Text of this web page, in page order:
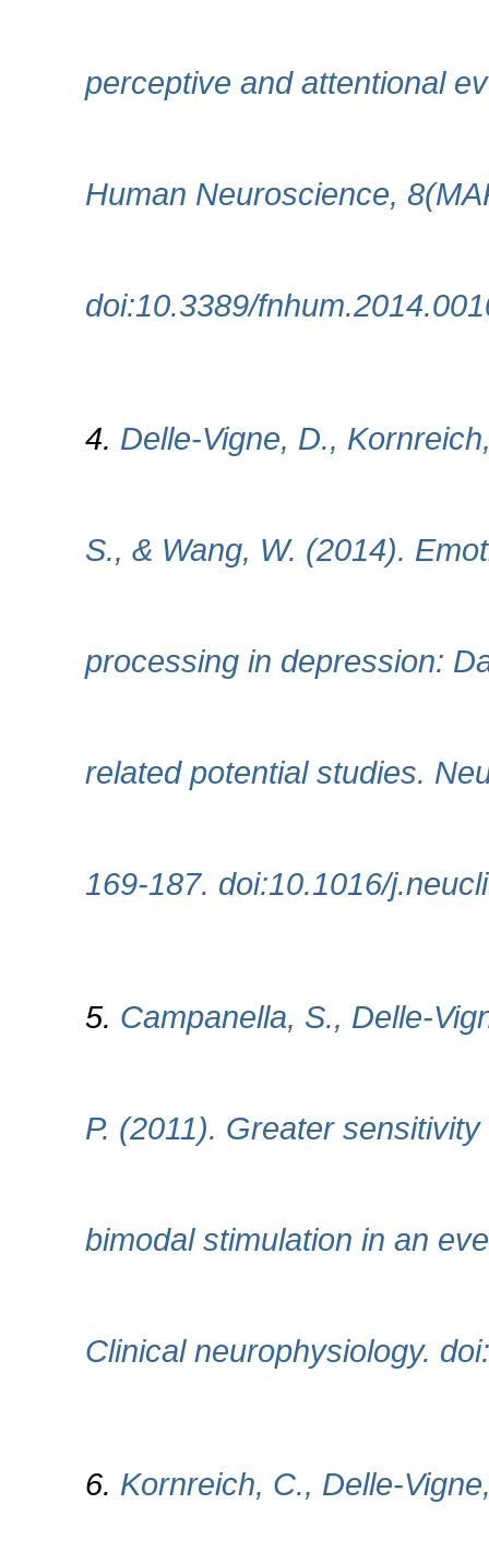
perceptive and attentional
Human Neuroscience,
doi:10.3389/
4. Delle-Vigne, D.,
S., & Wang, W. (2014).
processing in depression:
related potential studies.
169-187. doi:10.1016/
5. Campanella, S., Delle-
P. (2011). Greater
bimodal stimulation in an
Clinical neurophysiology.
6. Kornreich, C., Delle-